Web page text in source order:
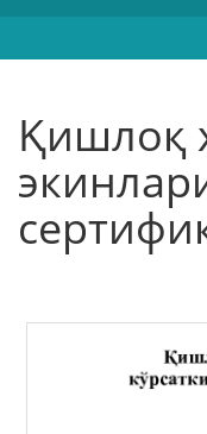
Қишлоқ